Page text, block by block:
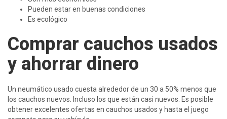
Pueden estar en buenas condiciones
Es ecológico
Comprar cauchos usados
y ahorrar dinero
Un neumático usado cuesta alrededor de un 30 a 50% menos que
los cauchos nuevos. Incluso los que están casi nuevos. Es posible
obtener excelentes ofertas en cauchos usados y hasta el juego